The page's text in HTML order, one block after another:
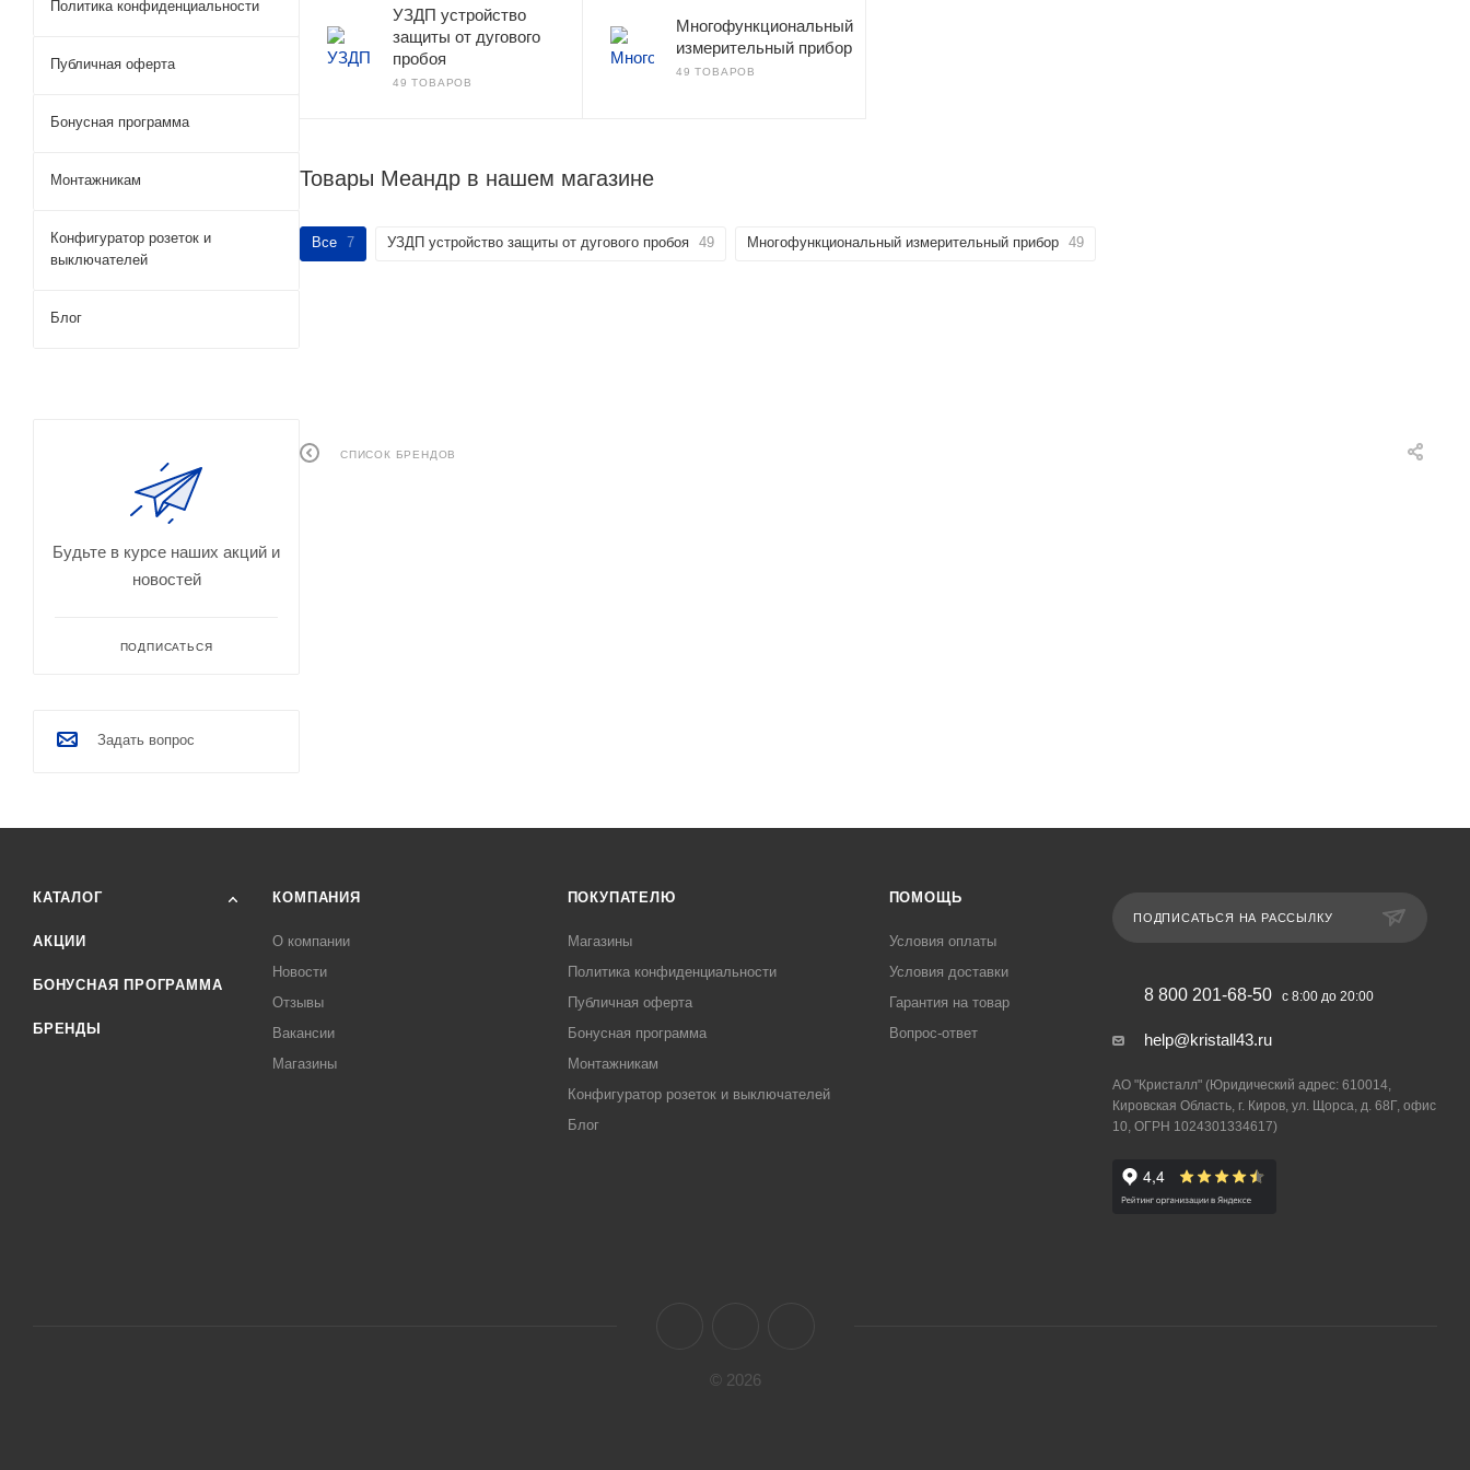
УЗДП устройство
защиты от дугового
пробоя
49 ТОВАРОВ
Многофункциональный
измерительный прибор
49 ТОВАРОВ
Товары Меандр в нашем магазине
Все 7 УЗДП устройство защиты от дугового пробоя 49 Многофункциональный измерительный прибор 49
СПИСОК БРЕНДОВ
Политика конфиденциальности
Публичная оферта
Бонусная программа
Монтажникам
Конфигуратор розеток и
выключателей
Блог
Будьте в курсе наших акций и
новостей
ПОДПИСАТЬСЯ
Задать вопрос
КАТАЛОГ
АКЦИИ
БОНУСНАЯ ПРОГРАММА
БРЕНДЫ
КОМПАНИЯ
О компании
Новости
Отзывы
Вакансии
Магазины
ПОКУПАТЕЛЮ
Магазины
Политика конфиденциальности
Публичная оферта
Бонусная программа
Монтажникам
Конфигуратор розеток и выключателей
Блог
ПОМОЩЬ
Условия оплаты
Условия доставки
Гарантия на товар
Вопрос-ответ
ПОДПИСАТЬСЯ НА РАССЫЛКУ
8 800 201-68-50 с 8:00 до 20:00
help@kristall43.ru
АО "Кристалл" (Юридический адрес: 610014,
Кировская Область, г. Киров, ул. Щорса, д. 68Г, офис
10, ОГРН 1024301334617)
© 2026